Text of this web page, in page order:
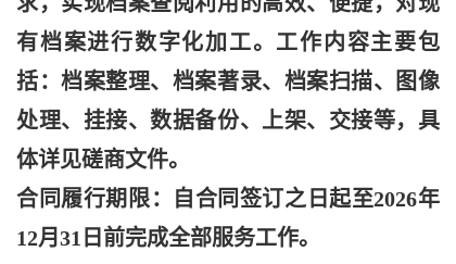
有档案进行数字化加工。工作内容主要包
括：档案整理、档案著录、档案扫描、图像
处理、挂接、数据备份、上架、交接等，具
体详见磋商文件。
合同履行期限：自合同签订之日起至2026年
12月31日前完成全部服务工作。